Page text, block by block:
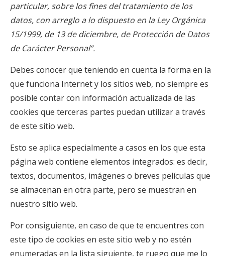
particular, sobre los fines del tratamiento de los
datos, con arreglo a lo dispuesto en la Ley Orgánica
15/1999, de 13 de diciembre, de Protección de Datos
de Carácter Personal”.
Debes conocer que teniendo en cuenta la forma en la
que funciona Internet y los sitios web, no siempre es
posible contar con información actualizada de las
cookies que terceras partes puedan utilizar a través
de este sitio web.
Esto se aplica especialmente a casos en los que esta
página web contiene elementos integrados: es decir,
textos, documentos, imágenes o breves películas que
se almacenan en otra parte, pero se muestran en
nuestro sitio web.
Por consiguiente, en caso de que te encuentres con
este tipo de cookies en este sitio web y no estén
enumeradas en la lista siguiente, te ruego que me lo